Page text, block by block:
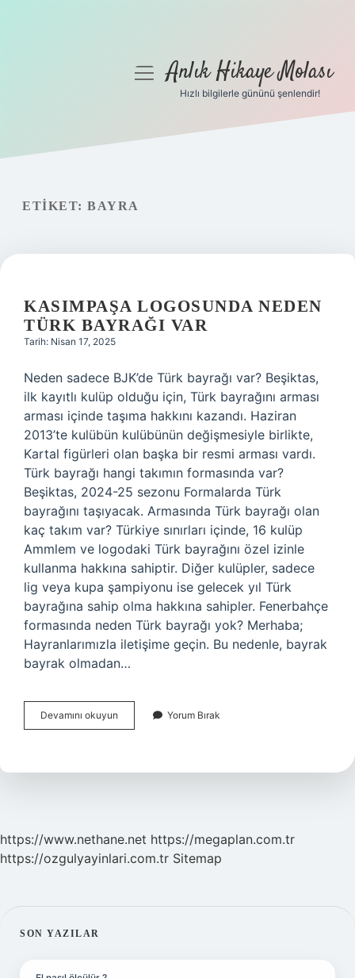
Gizlilik Politikası
menüyüAnlık Hikaye Molası
Hızlı bilgilerle gününü şenlendir!
ETIKET: BAYRA
KASIMPAŞA LOGOSUNDA NEDEN
TÜRK BAYRAĞI VAR
Tarih: Nisan 17, 2025
Neden sadece BJK’de Türk bayrağı var? Beşiktas,
ilk kayıtlı kulüp olduğu için, Türk bayrağını arması
arması içinde taşıma hakkını kazandı. Haziran
2013’te kulübün kulübünün değişmesiyle birlikte,
Kartal figürleri olan başka bir resmi arması vardı.
Türk bayrağı hangi takımın formasında var?
Beşiktas, 2024-25 sezonu Formalarda Türk
bayrağını taşıyacak. Armasında Türk bayrağı olan
kaç takım var? Türkiye sınırları içinde, 16 kulüp
Ammlem ve logodaki Türk bayrağını özel izinle
kullanma hakkına sahiptir. Diğer kulüpler, sadece
lig veya kupa şampiyonu ise gelecek yıl Türk
bayrağına sahip olma hakkına sahipler. Fenerbahçe
formasında neden Türk bayrağı yok? Merhaba;
Hayranlarımızla iletişime geçin. Bu nedenle, bayrak
bayrak olmadan…
Devamını okuyun Kasımpaşa
Logosunda
Bayrağı
Yorum Bırak
https://www.nethane.net https://megaplan.com.tr
https://ozgulyayinlari.com.tr Sitemap
SIDEBAR
SON YAZILAR